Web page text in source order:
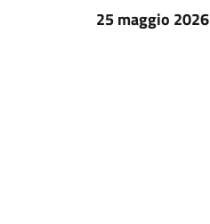
25 maggio 2026